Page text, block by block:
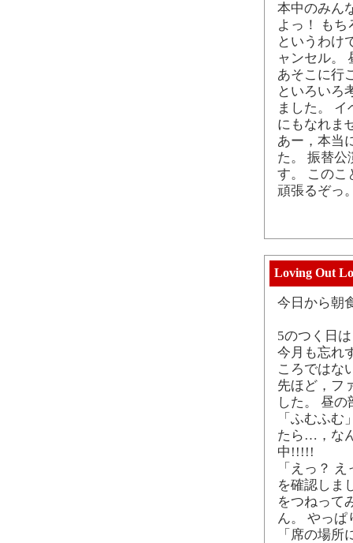
本中のみん
よっ！ も
というわけ
ャンセル。
あそこに行
といろいろ
ました。
にもなれま
あー，本当
た。 振替公
す。 このこ
頑張るぞっ
Loving Out
今日から朝
5のつく日
今月も忘れ
ころではな
先ほど，フ
した。 昼
「ふむふ
たら…，な
中!!!!!
「えっ？
を確認しま
をつねって
ん。 やっぱ
「席の場